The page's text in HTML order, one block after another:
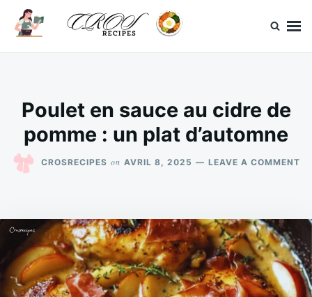
SkipSearch
for:
Poulet en sauce au cidre de
pomme : un plat d’automne
CROSRECIPES on AVRIL 8, 2025 LEAVE A COMMENT
DE
: